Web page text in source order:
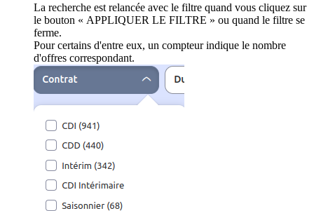
La recherche est relancée avec le filtre quand vous cliquez sur
le bouton « APPLIQUER LE FILTRE » ou quand le filtre se
ferme.
Pour certains d'entre eux, un compteur indique le nombre
d'offres correspondant.